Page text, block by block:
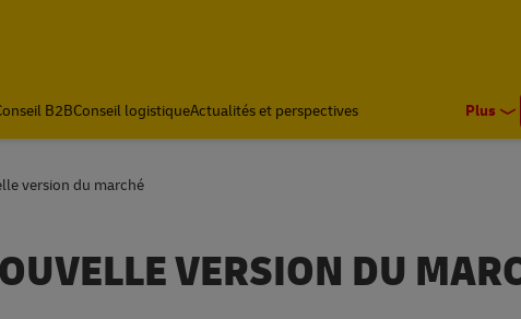
B2BConseil logistiqueActualités et perspectives Plus
version du marché
VERSION DU